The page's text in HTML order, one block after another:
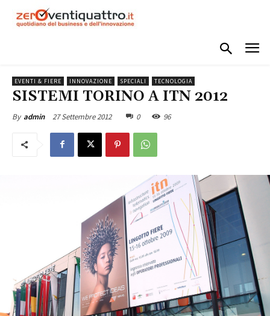
EVENTI & FIERE INNOVAZIONE SPECIALI TECNOLOGIA
SISTEMI TORINO A ITN 2012
By admin 27 Settembre 2012 0 96